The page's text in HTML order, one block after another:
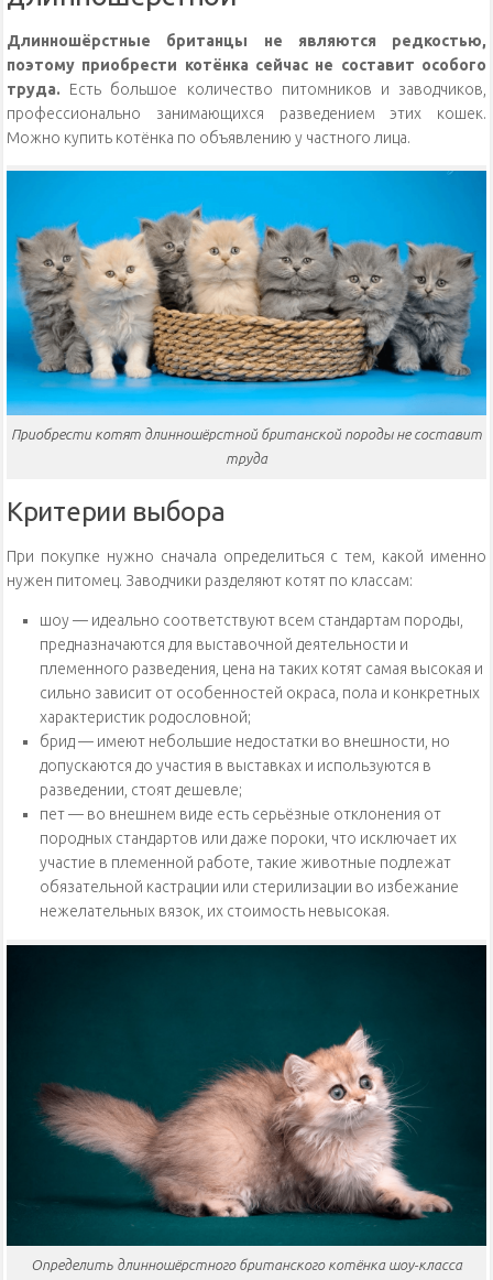
Длинношёрстные британцы не являются редкостью,
поэтому приобрести котёнка сейчас не составит особого
труда. Есть большое количество питомников и заводчиков,
профессионально занимающихся разведением этих кошек.
Можно купить котёнка по объявлению у частного лица.
Приобрести котят длинношёрстной британской породы не составит
труда
Критерии выбора
При покупке нужно сначала определиться с тем, какой именно
нужен питомец. Заводчики разделяют котят по классам:
шоу — идеально соответствуют всем стандартам породы,
предназначаются для выставочной деятельности и
племенного разведения, цена на таких котят самая высокая и
сильно зависит от особенностей окраса, пола и конкретных
характеристик родословной;
брид — имеют небольшие недостатки во внешности, но
допускаются до участия в выставках и используются в
разведении, стоят дешевле;
пет — во внешнем виде есть серьёзные отклонения от
породных стандартов или даже пороки, что исключает их
участие в племенной работе, такие животные подлежат
обязательной кастрации или стерилизации во избежание
нежелательных вязок, их стоимость невысокая.
Определить длинношёрстного британского котёнка шоу-класса